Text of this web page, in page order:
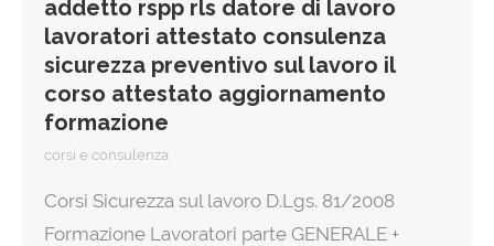
addetto rspp rls datore di lavoro
lavoratori attestato consulenza
sicurezza preventivo sul lavoro il
corso attestato aggiornamento
formazione
corsi e consulenza
Corsi Sicurezza sul lavoro D.Lgs. 81/2008
Formazione Lavoratori parte GENERALE +